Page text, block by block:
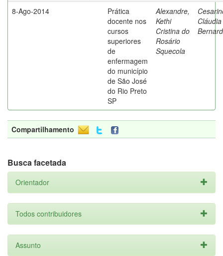
8-Ago-2014
Prática
docente nos
cursos
superiores
de
enfermagem
do município
de São José
do Rio Preto
SP
Alexandre,
Kethi
Cristina do
Rosário
Squecola
Cláudia
Compartilhamento
Busca facetada
Orientador
Todos contribuidores
Assunto